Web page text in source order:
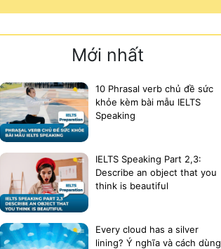
Mới nhất
10 Phrasal verb chủ đề sức
khỏe kèm bài mẫu IELTS
Speaking
IELTS Speaking Part 2,3:
Describe an object that you
think is beautiful
Every cloud has a silver
lining? Ý nghĩa và cách dùng